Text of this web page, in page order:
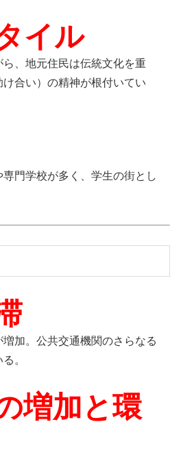
イル
、地元住民は伝統文化を重
合い）の精神が根付いてい
門学校が多く、学生の街とし
加。公共交通機関のさらなる
。
増加と環